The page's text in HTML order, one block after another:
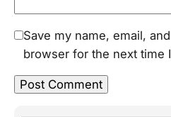
Save my name, email,
browser for the next time